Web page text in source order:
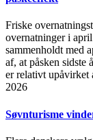
Friske
overnatninger i
sammenholdt med
af, at påsken sidste
er relativt upåvirket
2026
Søvnturisme